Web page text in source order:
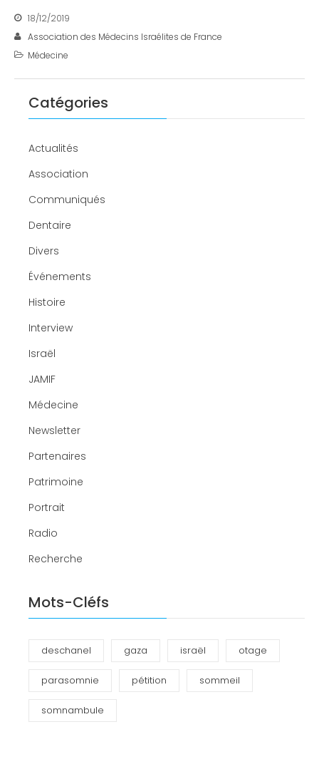
18/12/2019
Association des Médecins Israélites de France
Médecine
Catégories
Actualités
Association
Communiqués
Dentaire
Divers
Événements
Histoire
Interview
Israël
JAMIF
Médecine
Newsletter
Partenaires
Patrimoine
Portrait
Radio
Recherche
Mots-Cléfs
deschanel gaza israël otage
parasomnie pétition sommeil
somnambule